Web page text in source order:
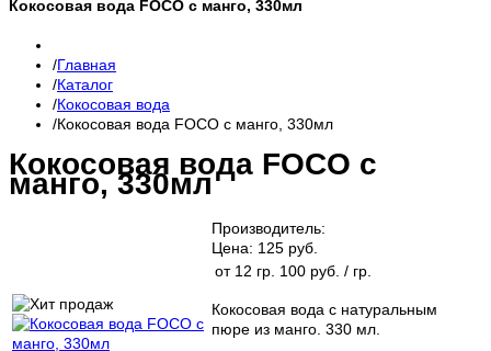
Кокосовая вода FOCO с манго, 330мл
Главная
Каталог
Кокосовая вода
Кокосовая вода FOCO с манго, 330мл
Кокосовая вода FOCO с
манго, 330мл
Производитель:
Цена: 125 руб.
от 12 гр. 100 руб. / гр.
Кокосовая вода с натуральным
пюре из манго. 330 мл.